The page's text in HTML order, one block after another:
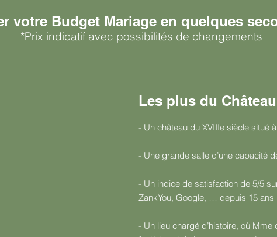
votre Budget Mariage en quelques
*Prix indicatif avec possibilités de changements
Les plus du
- Un château du XVIIIe siècle situé
- Une grande salle d’une capacité
- Un indice de satisfaction de 5/5
ZankYou, Google, … depuis 15 ans
- Un lieu chargé d’histoire, où